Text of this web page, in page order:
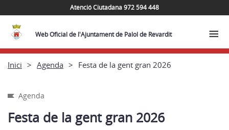
Atenció Ciutadana 972 594 448
Web Oficial de l'Ajuntament de Palol de Revardit
Inici Agenda Festa de la gent gran 2026
Agenda
Festa de la gent gran 2026